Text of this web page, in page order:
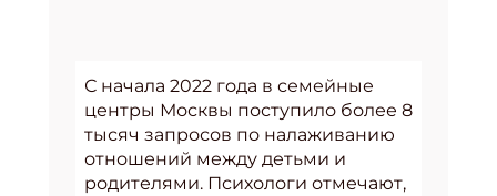
С начала 2022 года в семейные
центры Москвы поступило более 8
тысяч запросов по налаживанию
отношений между детьми и
родителями. Психологи отмечают,